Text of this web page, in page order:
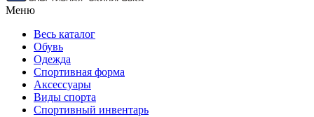
Меню
Весь каталог
Обувь
Одежда
Спортивная форма
Аксессуары
Виды спорта
Спортивный инвентарь